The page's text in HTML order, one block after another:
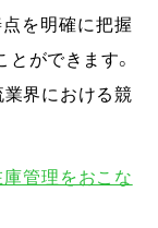
を明確に把握
ができます。
業界における競
管理をおこな